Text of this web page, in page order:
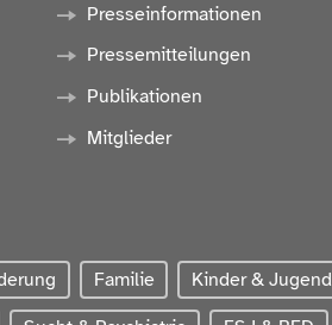
Presseinformationen
Pressemitteilungen
Publikationen
Mitglieder
Familie Kinder & Jugend